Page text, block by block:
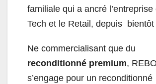
familiale qui a ancré l’entreprise
Tech et le Retail, depuis bientôt
Ne commercialisant que du
reconditionné premium,
s’engage pour un